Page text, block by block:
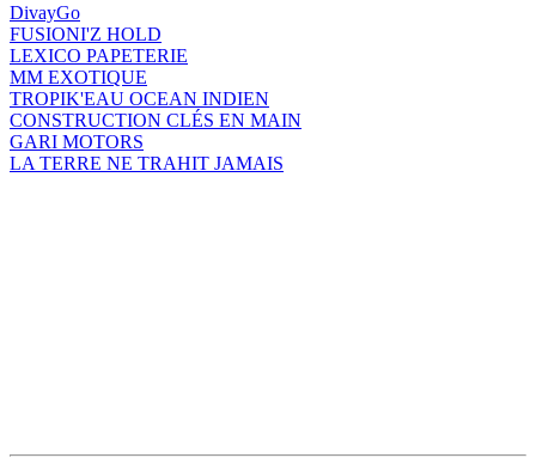
DivayGo
FUSIONI'Z HOLD
LEXICO PAPETERIE
MM EXOTIQUE
TROPIK'EAU OCEAN INDIEN
CONSTRUCTION CLÉS EN MAIN
GARI MOTORS
LA TERRE NE TRAHIT JAMAIS